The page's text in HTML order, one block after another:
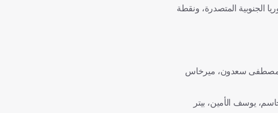
بجدول ترتيب المجموعة الثانية برصيد 12 نقطة، بفارق 4 نقاط عن كوريا الجنوبية المتصدرة، ونقطة
مصطفى سعدون، ميرخاس
يوسف الأمين، بيتر